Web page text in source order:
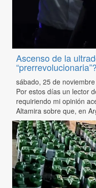
Ascenso de la
“prerrevolucionaria”?
sábado, 25 de
Por estos días un lector
requiriendo mi opinión
Altamira sobre que, en